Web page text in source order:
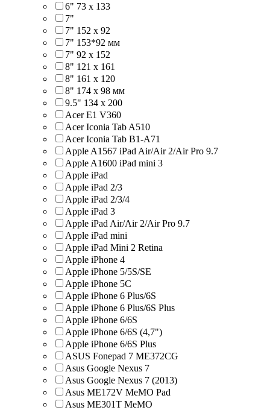
6" 73 х 133
7"
7" 152 x 92
7" 153*92 мм
7" 92 х 152
8" 121 х 161
8" 161 х 120
8" 174 x 98 мм
9.5" 134 x 200
Acer E1 V360
Acer Iconia Tab A510
Acer Iconia Tab B1-A71
Apple A1567 iPad Air/Air 2/Air Pro 9.7
Apple A1600 iPad mini 3
Apple iPad
Apple iPad 2/3
Apple iPad 2/3/4
Apple iPad 3
Apple iPad Air/Air 2/Air Pro 9.7
Apple iPad mini
Apple iPad Mini 2 Retina
Apple iPhone 4
Apple iPhone 5/5S/SE
Apple iPhone 5C
Apple iPhone 6 Plus/6S
Apple iPhone 6 Plus/6S Plus
Apple iPhone 6/6S
Apple iPhone 6/6S (4,7")
Apple iPhone 6/6S Plus
ASUS Fonepad 7 ME372CG
Asus Google Nexus 7
Asus Google Nexus 7 (2013)
Asus ME172V MeMO Pad
Asus ME301T MeMO